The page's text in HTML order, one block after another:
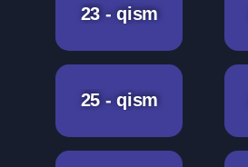
23 - qism
25 - qism